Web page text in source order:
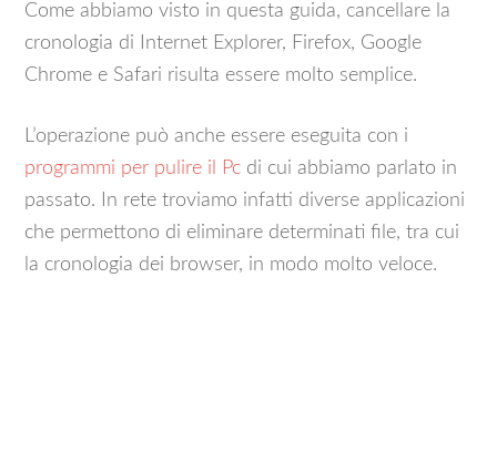
Come abbiamo visto in questa guida, cancellare la
cronologia di Internet Explorer, Firefox, Google
Chrome e Safari risulta essere molto semplice.
L’operazione può anche essere eseguita con i
programmi per pulire il Pc di cui abbiamo parlato in
passato. In rete troviamo infatti diverse applicazioni
che permettono di eliminare determinati file, tra cui
la cronologia dei browser, in modo molto veloce.